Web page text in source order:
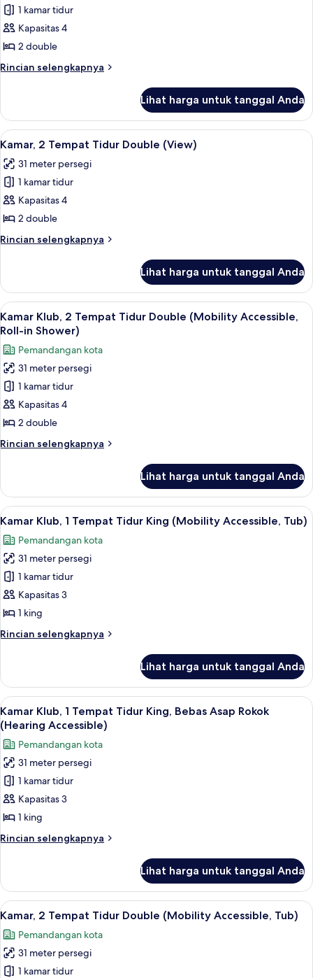
Kamar
Klub,
2
Tidur
1 kamar tidur
Kapasitas 4
2 double
Rincian selengkapnya
Rincian
Kamar
Klub,
2
Tidur
Double
Lihat harga untuk tanggal Anda
Lihat
semua
foto
untuk
Kamar,
2
Tempat
Tidur
(View)
Seprai premium, brankas, meja
11
Kamar, 2 Tempat Tidur Double (View)
31 meter persegi
1 kamar tidur
Kapasitas 4
2 double
Rincian selengkapnya
Rincian
Kamar,
Tempat
Tidur
(View)
Lihat harga untuk tanggal Anda
Lihat
semua
foto
untuk
Kamar
Klub,
2
Tempat
Tidur
Double
Accessible,
Roll-
in
Shower)
Seprai premium, brankas, meja
8
Kamar Klub, 2 Tempat Tidur Double (Mobility Accessible,
Roll-in Shower)
Pemandangan kota
31 meter persegi
1 kamar tidur
Kapasitas 4
2 double
Rincian selengkapnya
Rincian
Kamar
Klub,
2
Tidur
Double
(Mobility
Accessible,
Roll-
in
Shower)
Lihat harga untuk tanggal Anda
Lihat
semua
foto
untuk
Kamar
Klub,
1
Tidur
Accessible,
Tub)
Seprai premium, brankas, meja
8
Kamar Klub, 1 Tempat Tidur King (Mobility Accessible, Tub)
Pemandangan kota
31 meter persegi
1 kamar tidur
Kapasitas 3
1 king
Rincian selengkapnya
Rincian
Kamar
Klub,
1
Tempat
Tidur
King
(Mobility
Accessible,
Tub)
Lihat harga untuk tanggal Anda
Lihat
semua
foto
untuk
Kamar
Klub,
1
Tempat
Tidur
King,
Asap
Rokok
(Hearing
Accessible)
Seprai premium, brankas, meja
11
Kamar Klub, 1 Tempat Tidur King, Bebas Asap Rokok
(Hearing Accessible)
Pemandangan kota
31 meter persegi
1 kamar tidur
Kapasitas 3
1 king
Rincian selengkapnya
Rincian
Kamar
Klub,
1
Tidur
King,
Bebas
Lihat harga untuk tanggal Anda
Lihat
semua
foto
untuk
Kamar,
Seprai premium, brankas, meja
8
Kamar, 2 Tempat Tidur Double (Mobility Accessible, Tub)
Pemandangan kota
31 meter persegi
1 kamar tidur